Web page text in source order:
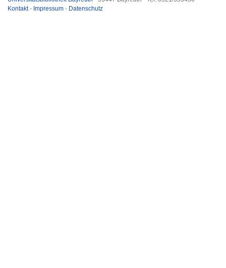
Kontakt- Impressum - Datenschutz